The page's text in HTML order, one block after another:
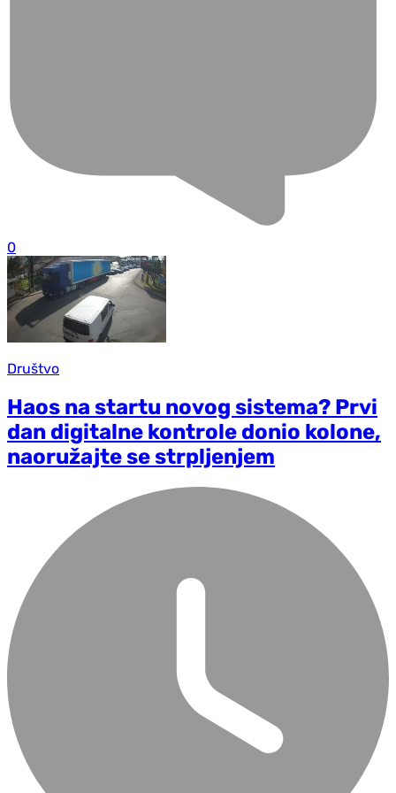
0
Društvo
Haos na startu novog sistema? Prvi
dan digitalne kontrole donio kolone,
naoružajte se strpljenjem